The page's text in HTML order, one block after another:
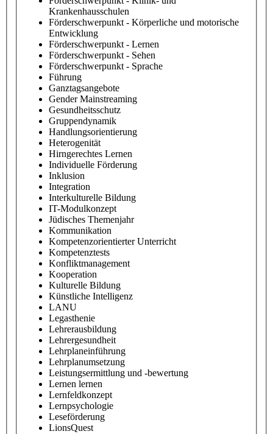
Krankenhausschulen
Förderschwerpunkt - Körperliche und motorische
Entwicklung
Förderschwerpunkt - Lernen
Förderschwerpunkt - Sehen
Förderschwerpunkt - Sprache
Führung
Ganztagsangebote
Gender Mainstreaming
Gesundheitsschutz
Gruppendynamik
Handlungsorientierung
Heterogenität
Hirngerechtes Lernen
Individuelle Förderung
Inklusion
Integration
Interkulturelle Bildung
IT-Modulkonzept
Jüdisches Themenjahr
Kommunikation
Kompetenzorientierter Unterricht
Kompetenztests
Konfliktmanagement
Kooperation
Kulturelle Bildung
Künstliche Intelligenz
LANU
Legasthenie
Lehrerausbildung
Lehrergesundheit
Lehrplaneinführung
Lehrplanumsetzung
Leistungsermittlung und -bewertung
Lernen lernen
Lernfeldkonzept
Lernpsychologie
Leseförderung
LionsQuest